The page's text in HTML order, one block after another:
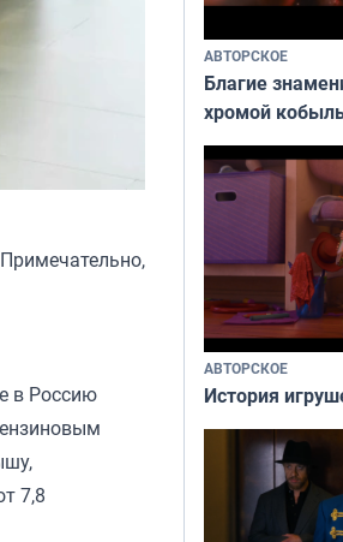
в Россию
7,8
АВТОРСКОЕ
Благие
хромой
АВТОРСКОЕ
История